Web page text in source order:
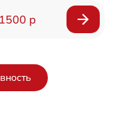
1500 р